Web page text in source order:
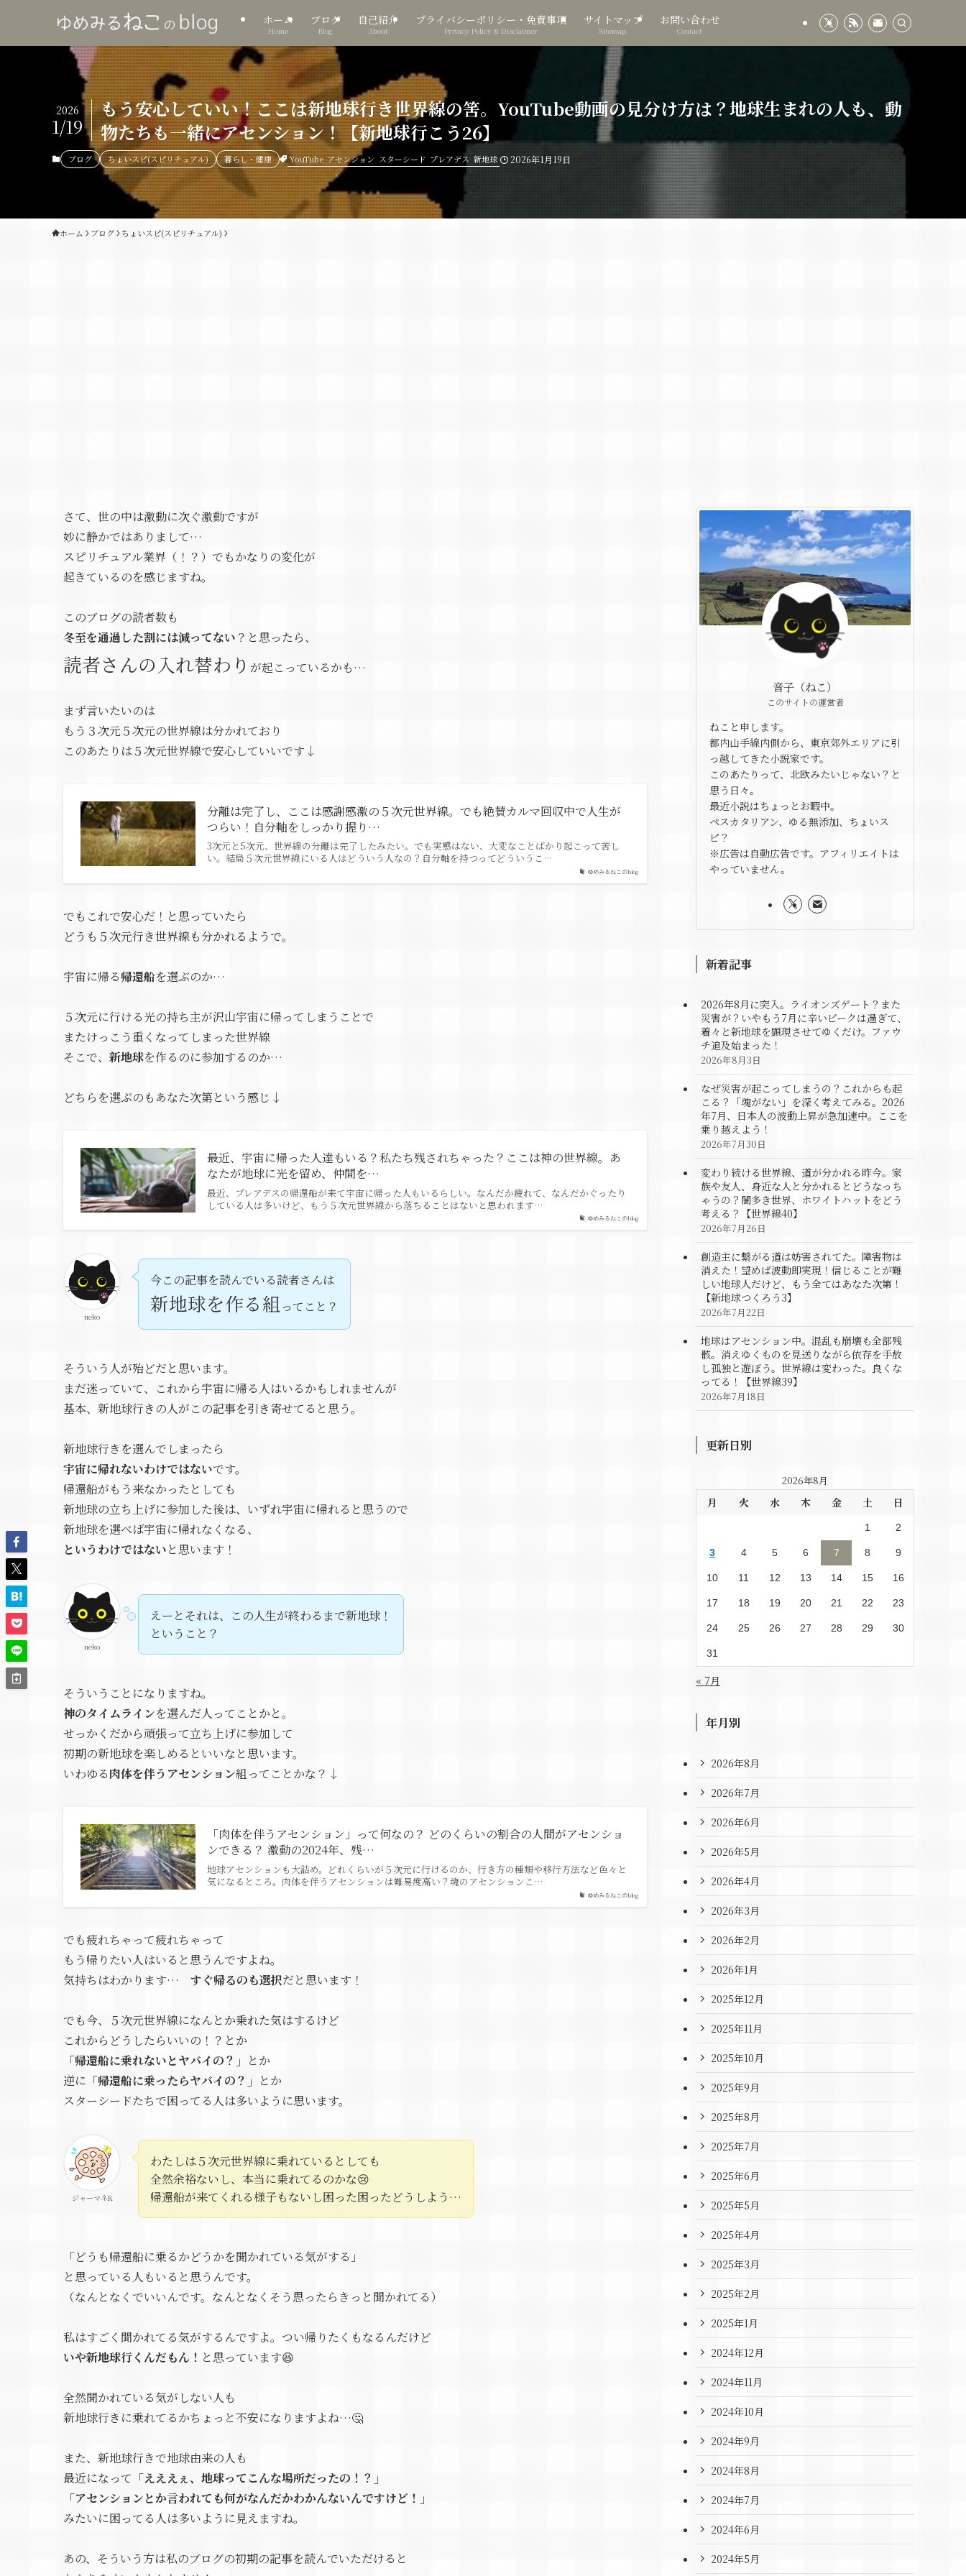
ホーム
Home
ブログ
Blog
自己紹介
About
プライバシーポリシー・免責事項
Privacy Policy & Disclaimer
サイトマップ
Sitemap
お問い合わせ
Contact
もう安心していい！ここは新地球行き世界線の筈。YouTube動画の見分け方は？地球生まれの人も、動
物たちも一緒にアセンション！【新地球行こう26】
2026
1/19
ブログ ちょいスピ(スピリチュアル) 暮らし・健康 YouTube アセンション スターシード プレアデス 新地球 2026年1月19日
ホーム ブログ ちょいスピ(スピリチュアル)
さて、世の中は激動に次ぐ激動ですが
妙に静かではありまして…
スピリチュアル業界（！？）でもかなりの変化が
起きているのを感じますね。
このブログの読者数も
冬至を通過した割には減ってない ？と思ったら、
読者さんの入れ替わり が起こっているかも…
まず言いたいのは
もう３次元５次元の世界線は分かれており
このあたりは５次元世界線で安心していいです↓
ゆめみるねこのblog
分離は完了し、ここは感謝感激の５次元世界線。でも絶賛カルマ回収中で人生が
つらい！自分軸をしっかり握り…
3次元と5次元、世界線の分離は完了したみたい。でも実感はない、大変なことばかり起こって苦し
い。結局５次元世界線にいる人はどういう人なの？自分軸を持つってどういうこ…
でもこれで安心だ！と思っていたら
どうも５次元行き世界線も分かれるようで。
宇宙に帰る帰還船を選ぶのか…
５次元に行ける光の持ち主が沢山宇宙に帰ってしまうことで
またけっこう重くなってしまった世界線
そこで、 新地球を作るのに参加するのか…
どちらを選ぶのもあなた次第という感じ↓
ゆめみるねこのblog
最近、宇宙に帰った人達もいる？私たち残されちゃった？ここは神の世界線。あ
なたが地球に光を留め、仲間を…
最近、プレアデスの帰還船が来て宇宙に帰った人もいるらしい。なんだか疲れて、なんだかぐったり
している人は多いけど、もう５次元世界線から落ちることはないと思われます…
neko
今この記事を読んでいる読者さんは
新地球を作る組ってこと？
そういう人が殆どだと思います。
まだ迷っていて、これから宇宙に帰る人はいるかもしれませんが
基本、新地球行きの人がこの記事を引き寄せてると思う。
新地球行きを選んでしまったら
宇宙に帰れないわけではないです。
帰還船がもう来なかったとしても
新地球の立ち上げに参加した後は、いずれ宇宙に帰れると思うので
新地球を選べば宇宙に帰れなくなる、
というわけではないと思います！
neko
えーとそれは、この人生が終わるまで新地球！
ということ？
そういうことになりますね。
神のタイムラインを選んだ人ってことかと。
せっかくだから頑張って立ち上げに参加して
初期の新地球を楽しめるといいなと思います。
いわゆる肉体を伴うアセンション組ってことかな？↓
ゆめみるねこのblog
「肉体を伴うアセンション」って何なの？ どのくらいの割合の人間がアセンショ
ンできる？ 激動の2024年、残…
地球アセンションも大詰め。どれくらいが５次元に行けるのか、行き方の種類や移行方法など色々と
気になるところ。肉体を伴うアセンションは難易度高い？魂のアセンションこ…
でも疲れちゃって疲れちゃって
もう帰りたい人はいると思うんですよね。
気持ちはわかります… すぐ帰るのも選択だと思います！
でも今、５次元世界線になんとか乗れた気はするけど
これからどうしたらいいの！？とか
「帰還船に乗れないとヤバイの？」 とか
逆に 「帰還船に乗ったらヤバイの？」 とか
スターシードたちで困ってる人は多いように思います。
ジャーマネK
わたしは５次元世界線に乗れているとしても
全然余裕ないし、本当に乗れてるのかな😢
帰還船が来てくれる様子もないし困った困ったどうしよう…
「どうも帰還船に乗るかどうかを聞かれている気がする」
と思っている人もいると思うんです。
（なんとなくでいいんです。なんとなくそう思ったらきっと聞かれてる）
私はすごく聞かれてる気がするんですよ。つい帰りたくもなるんだけど
いや新地球行くんだもん！ と思っています😆
全然聞かれている気がしない人も
新地球行きに乗れてるかちょっと不安になりますよね…🤔
また、新地球行きで地球由来の人も
最近になって 「えええぇ、地球ってこんな場所だったの！？」
「アセンションとか言われても何がなんだかわかんないんですけど！」
みたいに困ってる人は多いように見えますね。
あの、そういう方は私のブログの初期の記事を読んでいただけると
音子（ねこ）
このサイトの運営者
ねこと申します。
都内山手線内側から、東京郊外エリアに引
っ越してきた小説家です。
このあたりって、北欧みたいじゃない？と
思う日々。
最近小説はちょっとお暇中。
ペスカタリアン、ゆる無添加、ちょいス
ピ？
※広告は自動広告です。アフィリエイトは
やっていません。
新着記事
2026年8月に突入。ライオンズゲート？また
災害が？いやもう7月に辛いピークは過ぎて、
着々と新地球を顕現させてゆくだけ。ファウ
チ追及始まった！
2026年8月3日
なぜ災害が起こってしまうの？これからも起
こる？「魂がない」を深く考えてみる。2026
年7月、日本人の波動上昇が急加速中。ここを
乗り越えよう！
2026年7月30日
変わり続ける世界線、道が分かれる昨今。家
族や友人、身近な人と分かれるとどうなっち
ゃうの？闇多き世界、ホワイトハットをどう
考える？【世界線40】
2026年7月26日
創造主に繋がる道は妨害されてた。障害物は
消えた！望めば波動即実現！信じることが難
しい地球人だけど、もう全てはあなた次第！
【新地球つくろう3】
2026年7月22日
地球はアセンション中。混乱も崩壊も全部残
骸。消えゆくものを見送りながら依存を手放
し孤独と遊ぼう。世界線は変わった。良くな
ってる！【世界線39】
2026年7月18日
更新日別
2026年8月
月 火 水 木 金 土 日
1 2
3 4 5 6 7 8 9
10 11 12 13 14 15 16
17 18 19 20 21 22 23
24 25 26 27 28 29 30
31
« 7月
年月別
2026年8月
2026年7月
2026年6月
2026年5月
2026年4月
2026年3月
2026年2月
2026年1月
2025年12月
2025年11月
2025年10月
2025年9月
2025年8月
2025年7月
2025年6月
2025年5月
2025年4月
2025年3月
2025年2月
2025年1月
2024年12月
2024年11月
2024年10月
2024年9月
2024年8月
2024年7月
2024年6月
2024年5月